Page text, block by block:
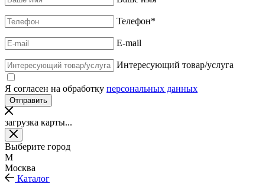
Телефон*
E-mail
Интересующий товар/услуга
Я согласен на обработку персональных данных
загрузка карты...
Выберите город
М
Москва
Каталог